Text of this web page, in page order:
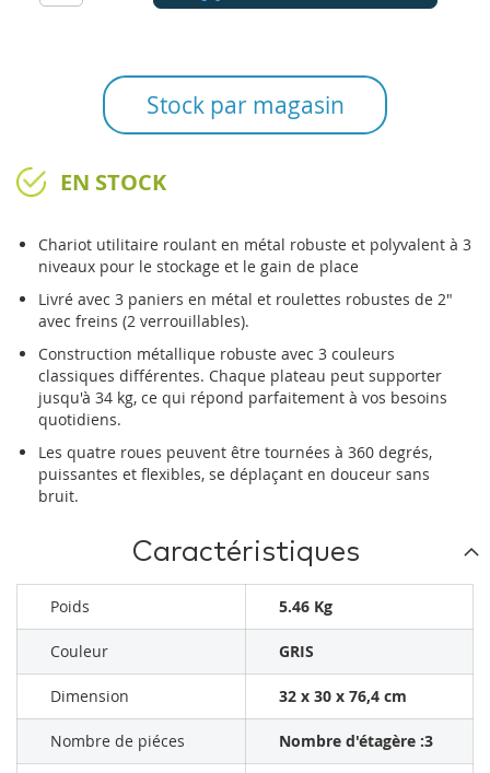
Stock par magasin
EN STOCK
Chariot utilitaire roulant en métal robuste et polyvalent à 3
niveaux pour le stockage et le gain de place
Livré avec 3 paniers en métal et roulettes robustes de 2"
avec freins (2 verrouillables).
Construction métallique robuste avec 3 couleurs
classiques différentes. Chaque plateau peut supporter
jusqu'à 34 kg, ce qui répond parfaitement à vos besoins
quotidiens.
Les quatre roues peuvent être tournées à 360 degrés,
puissantes et flexibles, se déplaçant en douceur sans
bruit.
Caractéristiques
Poids 5.46 Kg
Couleur GRIS
Dimension 32 x 30 x 76,4 cm
Nombre de piéces Nombre d'étagère :‎3